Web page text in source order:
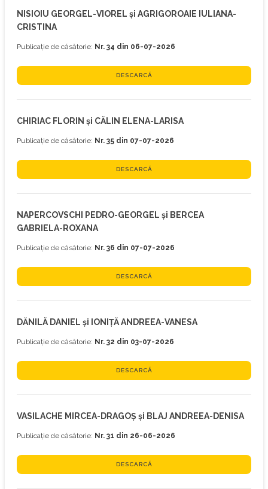
NISIOIU GEORGEL-VIOREL și AGRIGOROAIE IULIANA-
CRISTINA
Publicație de căsătorie: Nr. 34 din 06-07-2026
DESCARCĂ
CHIRIAC FLORIN și CĂLIN ELENA-LARISA
Publicație de căsătorie: Nr. 35 din 07-07-2026
DESCARCĂ
NAPERCOVSCHI PEDRO-GEORGEL și BERCEA
GABRIELA-ROXANA
Publicație de căsătorie: Nr. 36 din 07-07-2026
DESCARCĂ
DĂNILĂ DANIEL și IONIȚĂ ANDREEA-VANESA
Publicație de căsătorie: Nr. 32 din 03-07-2026
DESCARCĂ
VASILACHE MIRCEA-DRAGOȘ și BLAJ ANDREEA-DENISA
Publicație de căsătorie: Nr. 31 din 26-06-2026
DESCARCĂ